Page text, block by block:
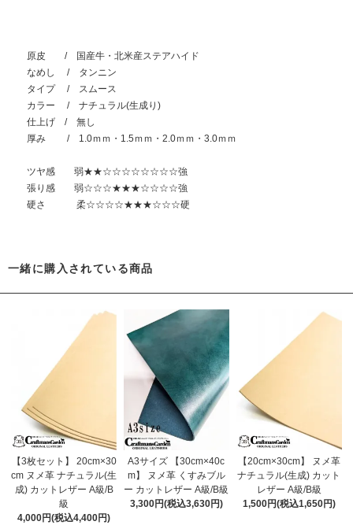
原皮 / 国産牛・北米産ステアハイド
なめし / タンニン
タイプ / スムース
カラー / ナチュラル(生成り)
仕上げ / 無し
厚み / 1.0ｍｍ・1.5ｍｍ・2.0ｍｍ・3.0ｍｍ
ツヤ感 弱★★☆☆☆☆☆☆☆☆強
張り感 弱☆☆☆★★★☆☆☆☆強
硬さ 柔☆☆☆☆★★★☆☆☆硬
一緒に購入されている商品
【3枚セット】 20cm×30
cm ヌメ革 ナチュラル(生
成) カットレザー A級/B
級
4,000円(税込4,400円)
A3サイズ 【30cm×40c
m】 ヌメ革 くすみブル
ー カットレザー A級/B級
3,300円(税込3,630円)
【20cm×30cm】 ヌメ革
ナチュラル(生成) カット
レザー A級/B級
1,500円(税込1,650円)